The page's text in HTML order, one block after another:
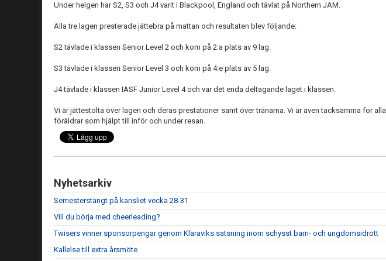
Under helgen har S2, S3 och J4 varit i Blackpool, England och tävlat på Northern JAM.
Alla tre lagen presterade jättebra på mattan och resultaten blev följande:
S2 tävlade i klassen Senior Level 2 och kom på 2:a plats av 9 lag.
S3 tävlade i klassen Senior Level 3 och kom på 4:e plats av 5 lag.
J4 tävlade i klassen IASF Junior Level 4 och var det enda deltagande laget i klassen.
Vi är jättestolta över lagen och deras prestationer samt över tränarna. Vi är även tacksamma för alla
föräldrar som hjälpt till inför och under resan.
Nyhetsarkiv
Semesterstängt på kansliet vecka 28-31
Vill du börja med cheerleading?
Twisers vinner sponsorpengar genom Klaraviks satsning inom schysst barn- och ungdomsidrott
Kallelse till extra årsmöte